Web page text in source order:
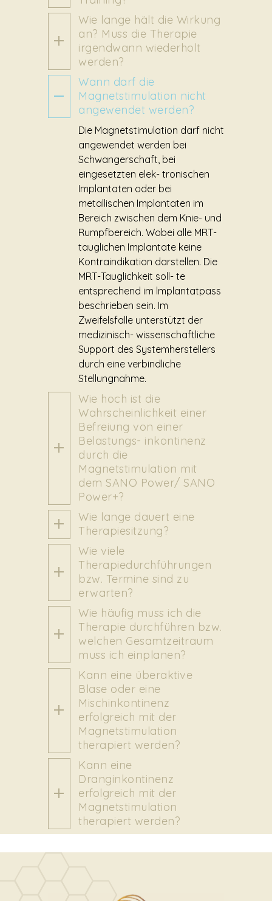
Wie lange hält die Wirkung
an? Muss die Therapie
irgendwann wiederholt
werden?
Wann darf die
Magnetstimulation nicht
angewendet werden?
Die Magnetstimulation darf nicht
angewendet werden bei
Schwangerschaft, bei
eingesetzten elek- tronischen
Implantaten oder bei
metallischen Implantaten im
Bereich zwischen dem Knie- und
Rumpfbereich. Wobei alle MRT-
tauglichen Implantate keine
Kontraindikation darstellen. Die
MRT-Tauglichkeit soll- te
entsprechend im lmplantatpass
beschrieben sein. Im
Zweifelsfalle unterstützt der
medizinisch- wissenschaftliche
Support des Systemherstellers
durch eine verbindliche
Stellungnahme.
Wie hoch ist die
Wahrscheinlichkeit einer
Befreiung von einer
Belastungs- inkontinenz
durch die
Magnetstimulation mit
dem SANO Power/ SANO
Power+?
Wie lange dauert eine
Therapiesitzung?
Wie viele
Therapiedurchführungen
bzw. Termine sind zu
erwarten?
Wie häufig muss ich die
Therapie durchführen bzw.
welchen Gesamtzeitraum
muss ich einplanen?
Kann eine überaktive
Blase oder eine
Mischinkontinenz
erfolgreich mit der
Magnetstimulation
therapiert werden?
Kann eine
Dranginkontinenz
erfolgreich mit der
Magnetstimulation
therapiert werden?